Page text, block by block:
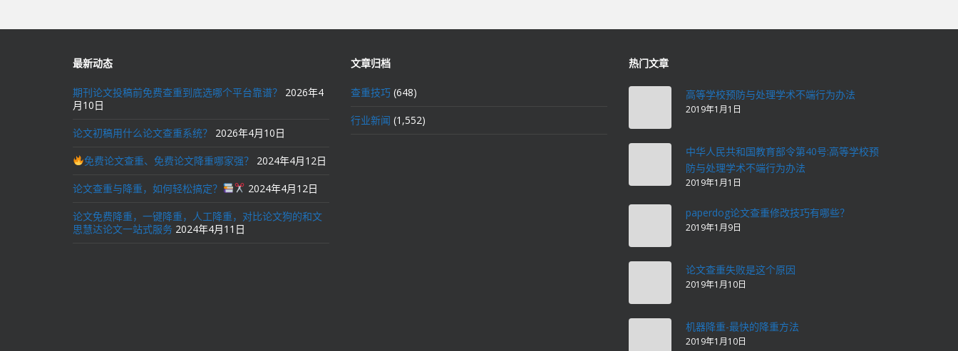
航
最新动态
期刊论文投稿前免费查重到底选哪个平台靠谱？
2026年4
月10日
论文初稿用什么论文查重系统？ 2026年4月10日
免费论文查重、免费论文降重哪家强？ 2024年4月12日
论文查重与降重，如何轻松搞定？ 2024年4月12日
论文免费降重，一键降重，人工降重，对比论文狗的和文
思慧达论文一站式服务 2024年4月11日
文章归档
查重技巧 (648)
行业新闻 (1,552)
热门文章
高等学校预防与处理学术不端行为办法
2019年1月1日
中华人民共和国教育部令第40号:高等学校预
防与处理学术不端行为办法
2019年1月1日
paperdog论文查重修改技巧有哪些？
2019年1月9日
论文查重失败是这个原因
2019年1月10日
机器降重-最快的降重方法
2019年1月10日